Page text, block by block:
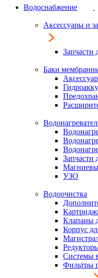
Водоснабжение
Аксессуары и
Запчасти
Баки
Запчасти
УЗО
Водоочистка
Клапаны
Корпус
Системы
Фильтры